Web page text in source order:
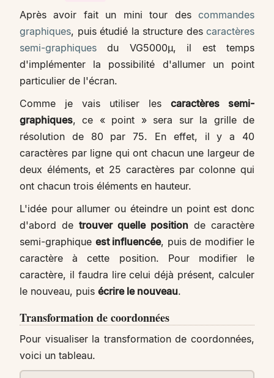
Après avoir fait un mini tour des commandes
graphiques, puis étudié la structure des caractères
semi-graphiques du VG5000µ, il est temps
d'implémenter la possibilité d'allumer un point
particulier de l'écran.
Comme je vais utiliser les caractères semi-
graphiques, ce « point » sera sur la grille de
résolution de 80 par 75. En effet, il y a 40
caractères par ligne qui ont chacun une largeur de
deux éléments, et 25 caractères par colonne qui
ont chacun trois éléments en hauteur.
L'idée pour allumer ou éteindre un point est donc
d'abord de trouver quelle position de caractère
semi-graphique est influencée, puis de modifier le
caractère à cette position. Pour modifier le
caractère, il faudra lire celui déjà présent, calculer
le nouveau, puis écrire le nouveau.
Transformation de coordonnées
Pour visualiser la transformation de coordonnées,
voici un tableau.